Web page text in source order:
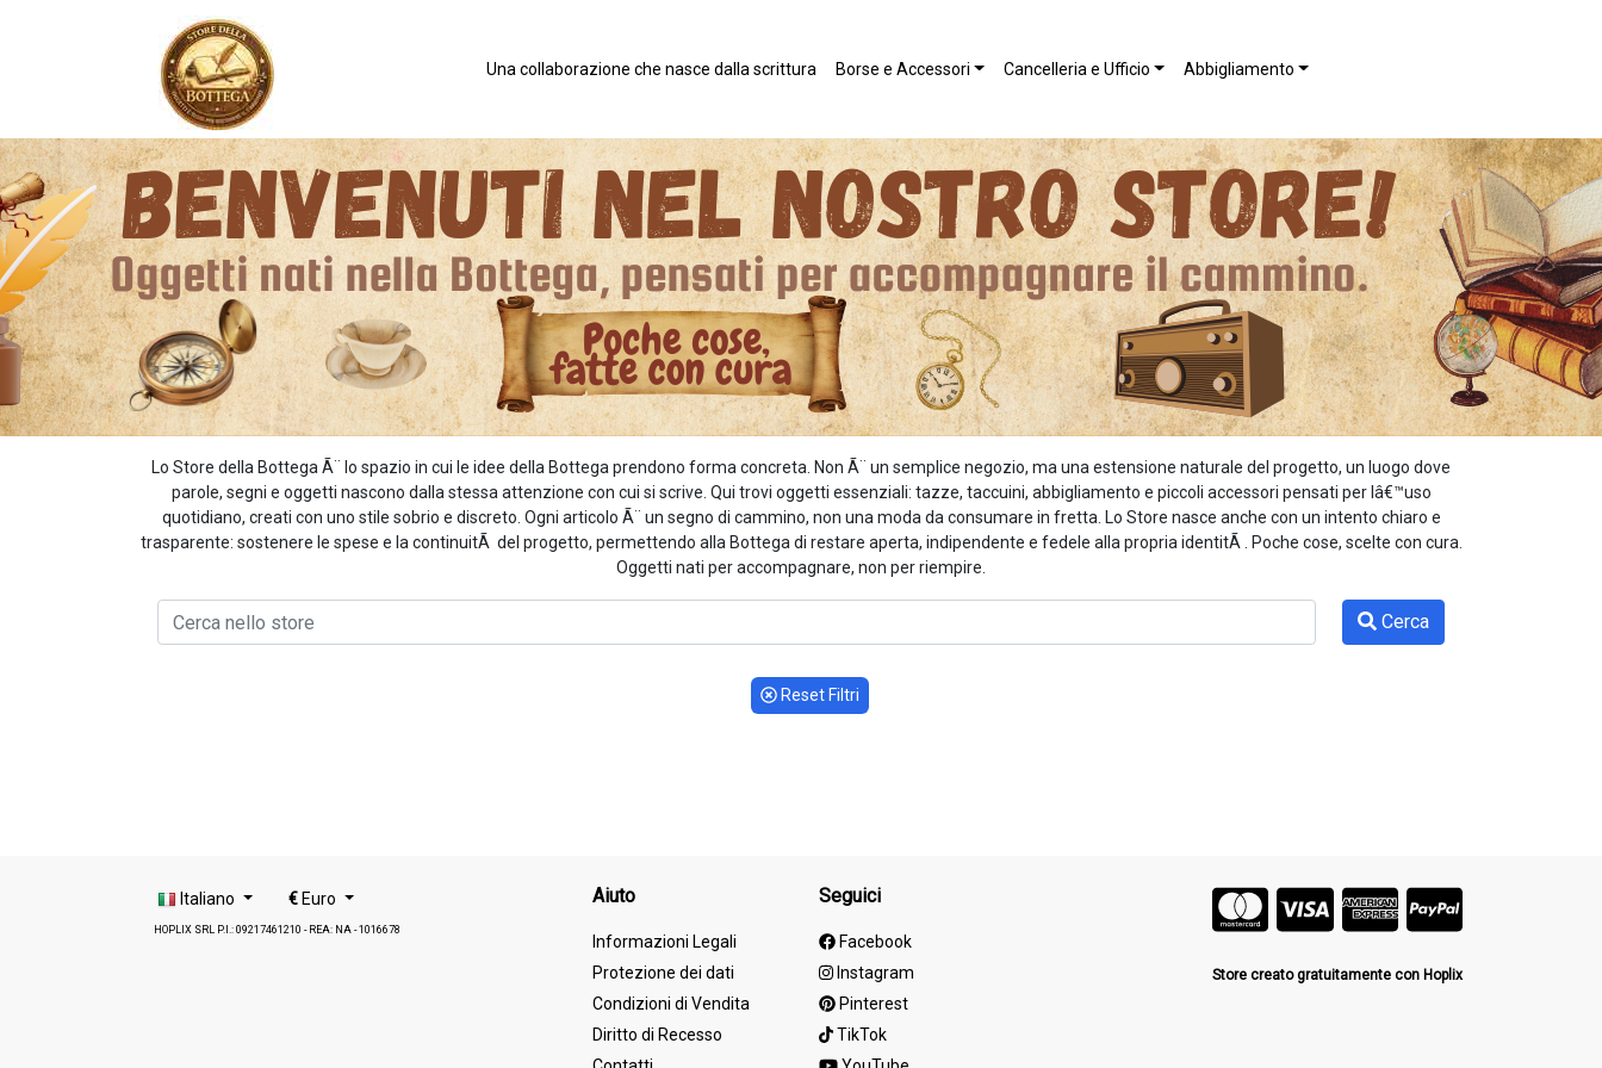
Una collaborazione che nasce dalla scrittura Borse e Accessori Cancelleria e Ufficio Abbigliamento
Lo Store della Bottega Ã¨ lo spazio in cui le idee della Bottega prendono forma concreta. Non Ã¨ un semplice negozio, ma una estensione naturale del progetto, un luogo dove
parole, segni e oggetti nascono dalla stessa attenzione con cui si scrive. Qui trovi oggetti essenziali: tazze, taccuini, abbigliamento e piccoli accessori pensati per lâ€™uso
quotidiano, creati con uno stile sobrio e discreto. Ogni articolo Ã¨ un segno di cammino, non una moda da consumare in fretta. Lo Store nasce anche con un intento chiaro e
trasparente: sostenere le spese e la continuitÃ del progetto, permettendo alla Bottega di restare aperta, indipendente e fedele alla propria identitÃ . Poche cose, scelte con cura.
Oggetti nati per accompagnare, non per riempire.
Cerca
Reset Filtri
Italiano €Euro
HOPLIX SRL P.I.: 09217461210 - REA: NA - 1016678
Aiuto
Informazioni Legali
Protezione dei dati
Condizioni di Vendita
Diritto di Recesso
Seguici
Facebook
Instagram
Pinterest
TikTok
Store creato gratuitamente con Hoplix